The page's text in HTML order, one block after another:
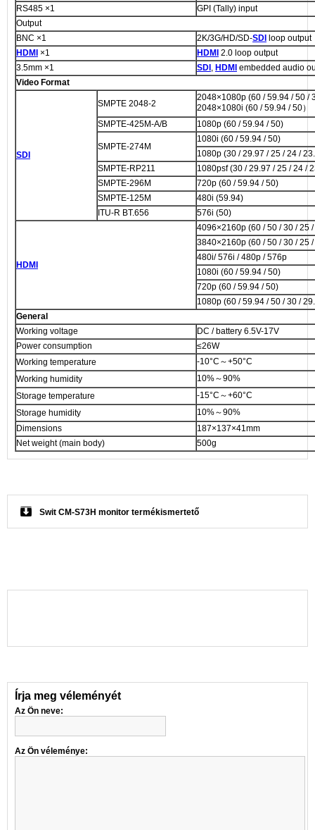
RS485 ×1
GPI (Tally) input
Output
BNC ×1
2K/3G/HD/SD-SDI
loop output
HDMI
×1 HDMI 2.0 loop output
3.5mm ×1
SDI , HDMI embedded audio
Video Format
SDI
SMPTE 2048-2
2048×1080p (60 / 59.94 / 50 /
2048×1080i (60 / 59.94 / 50）
SMPTE-425M-A/B
1080p (60 / 59.94 / 50)
SMPTE-274M
1080i (60 / 59.94 / 50)
1080p (30 / 29.97 / 25 / 24 /
SMPTE-RP211
1080psf (30 / 29.97 / 25 / 24 /
SMPTE-296M
720p (60 / 59.94 / 50)
SMPTE-125M
480i (59.94)
ITU-R BT.656
576i (50)
HDMI
4096×2160p (60 / 50 / 30 / 25
3840×2160p (60 / 50 / 30 / 25
480i/ 576i / 480p / 576p
1080i (60 / 59.94 / 50)
720p (60 / 59.94 / 50)
1080p (60 / 59.94 / 50 / 30 /
General
Working voltage
DC / battery 6.5V-17V
Power consumption
≤26W
Working temperature
-10°C～+50°C
Working humidity
10%～90%
Storage temperature
-15°C～+60°C
Storage humidity
10%～90%
Dimensions
187×137×41mm
Net weight (main body)
500g
Swit CM-S73H monitor termékismertető
Írja meg véleményét
Az Ön neve:
Az Ön véleménye: